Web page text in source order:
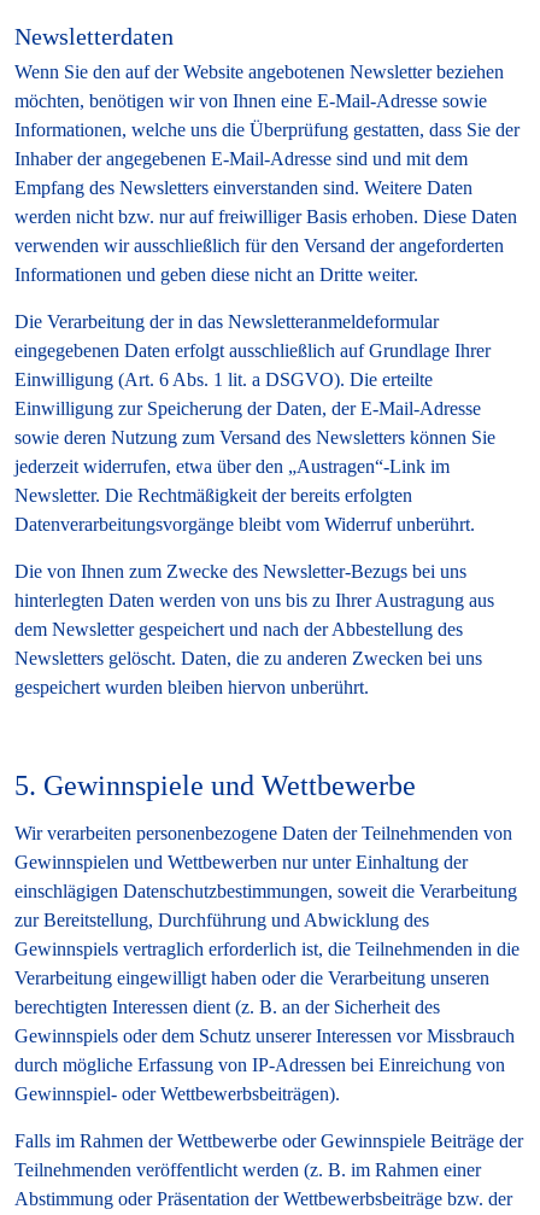
Newsletterdaten
Wenn Sie den auf der Website angebotenen Newsletter beziehen
möchten, benötigen wir von Ihnen eine E-Mail-Adresse sowie
Informationen, welche uns die Überprüfung gestatten, dass Sie der
Inhaber der angegebenen E-Mail-Adresse sind und mit dem
Empfang des Newsletters einverstanden sind. Weitere Daten
werden nicht bzw. nur auf freiwilliger Basis erhoben. Diese Daten
verwenden wir ausschließlich für den Versand der angeforderten
Informationen und geben diese nicht an Dritte weiter.
Die Verarbeitung der in das Newsletteranmeldeformular
eingegebenen Daten erfolgt ausschließlich auf Grundlage Ihrer
Einwilligung (Art. 6 Abs. 1 lit. a DSGVO). Die erteilte
Einwilligung zur Speicherung der Daten, der E-Mail-Adresse
sowie deren Nutzung zum Versand des Newsletters können Sie
jederzeit widerrufen, etwa über den „Austragen“-Link im
Newsletter. Die Rechtmäßigkeit der bereits erfolgten
Datenverarbeitungsvorgänge bleibt vom Widerruf unberührt.
Die von Ihnen zum Zwecke des Newsletter-Bezugs bei uns
hinterlegten Daten werden von uns bis zu Ihrer Austragung aus
dem Newsletter gespeichert und nach der Abbestellung des
Newsletters gelöscht. Daten, die zu anderen Zwecken bei uns
gespeichert wurden bleiben hiervon unberührt.
5. Gewinnspiele und Wettbewerbe
Wir verarbeiten personenbezogene Daten der Teilnehmenden von
Gewinnspielen und Wettbewerben nur unter Einhaltung der
einschlägigen Datenschutzbestimmungen, soweit die Verarbeitung
zur Bereitstellung, Durchführung und Abwicklung des
Gewinnspiels vertraglich erforderlich ist, die Teilnehmenden in die
Verarbeitung eingewilligt haben oder die Verarbeitung unseren
berechtigten Interessen dient (z. B. an der Sicherheit des
Gewinnspiels oder dem Schutz unserer Interessen vor Missbrauch
durch mögliche Erfassung von IP-Adressen bei Einreichung von
Gewinnspiel- oder Wettbewerbsbeiträgen).
Falls im Rahmen der Wettbewerbe oder Gewinnspiele Beiträge der
Teilnehmenden veröffentlicht werden (z. B. im Rahmen einer
Abstimmung oder Präsentation der Wettbewerbsbeiträge bzw. der